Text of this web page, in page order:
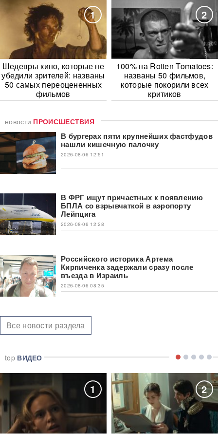
1
Шедевры кино, которые не
убедили зрителей: названы
50 самых переоцененных
фильмов
2
100% на Rotten Tomatoes:
названы 50 фильмов,
которые покорили всех
критиков
новости ПРОИСШЕСТВИЯ
В бургерах пяти крупнейших фастфудов
нашли кишечную палочку
2026-08-06 12:51
В ФРГ ищут причастных к появлению
БПЛА со взрывчаткой в аэропорту
Лейпцига
2026-08-06 12:28
Российского историка Артема
Кирпиченка задержали сразу после
въезда в Израиль
2026-08-06 08:35
Все новости раздела
top ВИДЕО
1 2